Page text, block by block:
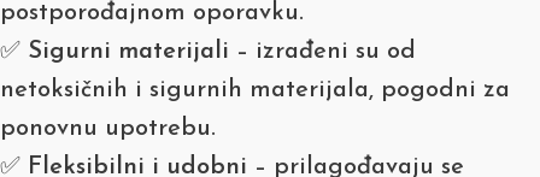
postporođajnom oporavku.
✅ Sigurni materijali – izrađeni su od
netoksičnih i sigurnih materijala, pogodni za
ponovnu upotrebu.
✅ Fleksibilni i udobni – prilagođavaju se